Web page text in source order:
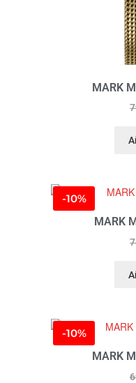
MARK
-10%
MARK
-10%
MARK